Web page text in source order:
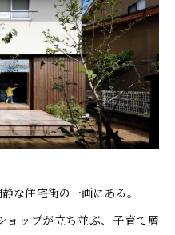
な住宅街の一画にある。
ョップが立ち並ぶ、子育て層